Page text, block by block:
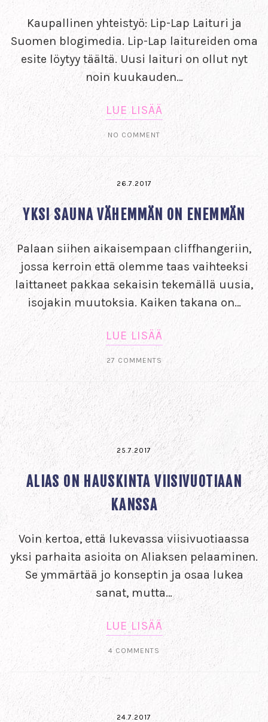
Kaupallinen yhteistyö: Lip-Lap Laituri ja
Suomen blogimedia. Lip-Lap laitureiden oma
esite löytyy täältä. Uusi laituri on ollut nyt
noin kuukauden…
LUE LISÄÄ
NO COMMENT
26.7.2017
YKSI SAUNA VÄHEMMÄN ON ENEMMÄN
Palaan siihen aikaisempaan cliffhangeriin,
jossa kerroin että olemme taas vaihteeksi
laittaneet pakkaa sekaisin tekemällä uusia,
isojakin muutoksia. Kaiken takana on…
LUE LISÄÄ
27 COMMENTS
25.7.2017
ALIAS ON HAUSKINTA VIISIVUOTIAAN
KANSSA
Voin kertoa, että lukevassa viisivuotiaassa
yksi parhaita asioita on Aliaksen pelaaminen.
Se ymmärtää jo konseptin ja osaa lukea
sanat, mutta…
LUE LISÄÄ
4 COMMENTS
24.7.2017